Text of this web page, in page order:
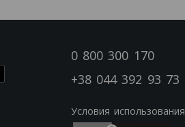
0 800 300 170
+38 044 392 93 73
Условия использования